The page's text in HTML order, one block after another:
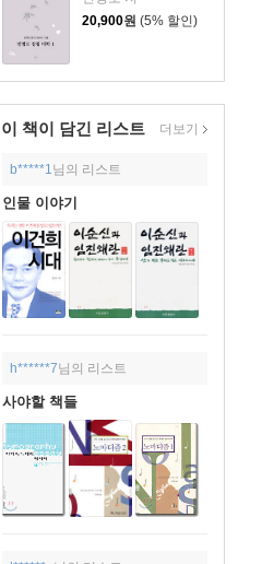
20,900원 (5% 할인)
이 책이 담긴 리스트 더보기
b*****1 님의 리스트
인물 이야기
h******7님의 리스트
사야할 책들